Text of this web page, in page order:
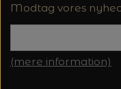
Modtag vores
(mere information)